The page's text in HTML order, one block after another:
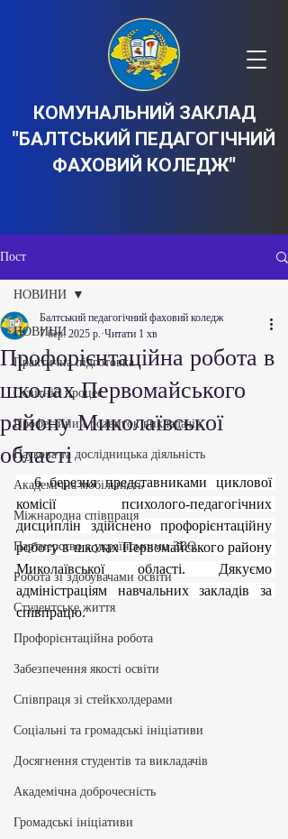
КОМУНАЛЬНИЙ ЗАКЛАД
"БАЛТСЬКИЙ ПЕДАГОГІЧНИЙ
ФАХОВИЙ КОЛЕДЖ"
Пост
НОВИНИ
Практична підготовка
Освітній процес
Професійний розвиток викладачів
Наукова та дослідницька діяльність
Академічна мобільність
Міжнародна співпраця
Партнерство з українськими ЗВО
Робота зі здобувачами освіти
Студентське життя
Профорієнтаційна робота
Забезпечення якості освіти
Співпраця зі стейкхолдерами
Соціальні та громадські ініціативи
Досягнення студентів та викладачів
Академічна доброчесність
Громадські ініціативи
НОВИНИ
Профорієнтаційна робота в
школах Первомайського
району Миколаївської
області
Балтський педагогічний фаховий коледж
7 бер. 2025 р. Читати 1 хв
  6 березня представниками циклової
комісії психолого-педагогічних
дисциплін здійснено профорієнтаційну
роботу в школах Первомайського району
Миколаївської області. Дякуємо
адміністраціям навчальних закладів за
співпрацю.